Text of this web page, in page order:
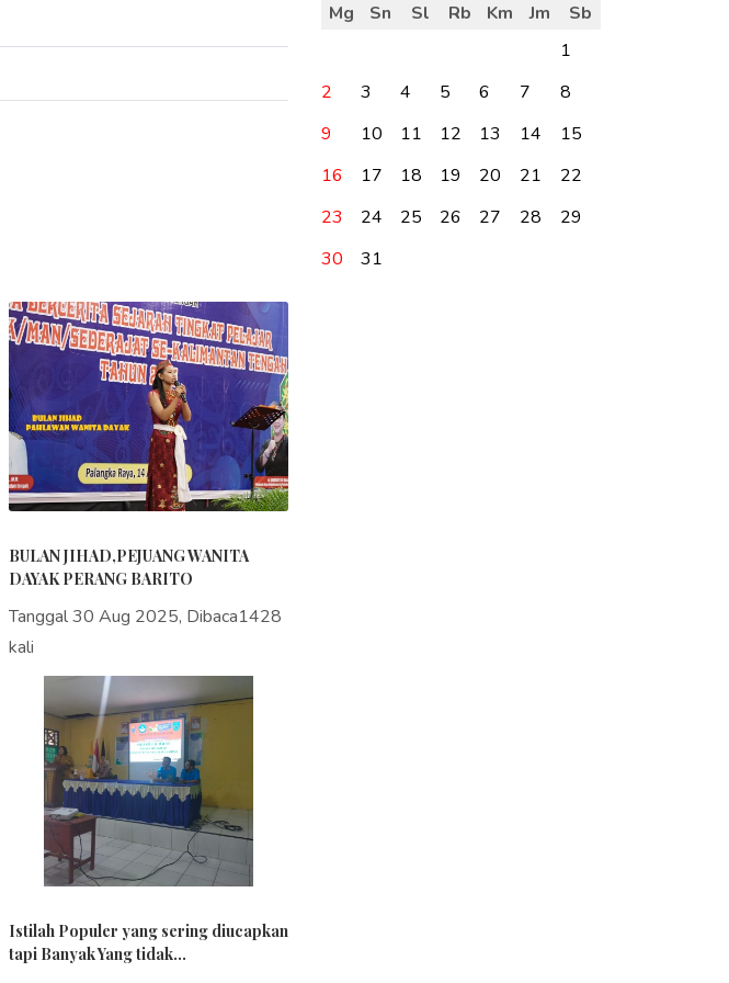
BULAN JIHAD,PEJUANG WANITA
DAYAK PERANG BARITO
Tanggal 30 Aug 2025, Dibaca1428
kali
Istilah Populer yang sering diucapkan
tapi Banyak Yang tidak...
Mg Sn Sl Rb Km Jm
Sb
1
2
3 4 5 6 7
8
9
10 11 12 13 14
15
16
17 18 19 20 21
22
23
24 25 26 27 28
29
30
31